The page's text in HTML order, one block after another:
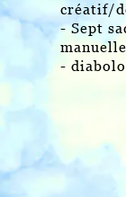
créatif/
- Sept
-